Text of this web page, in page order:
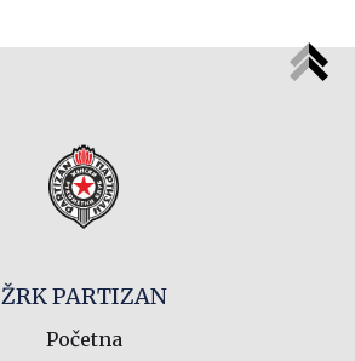
ŽRK PARTIZAN
Početna